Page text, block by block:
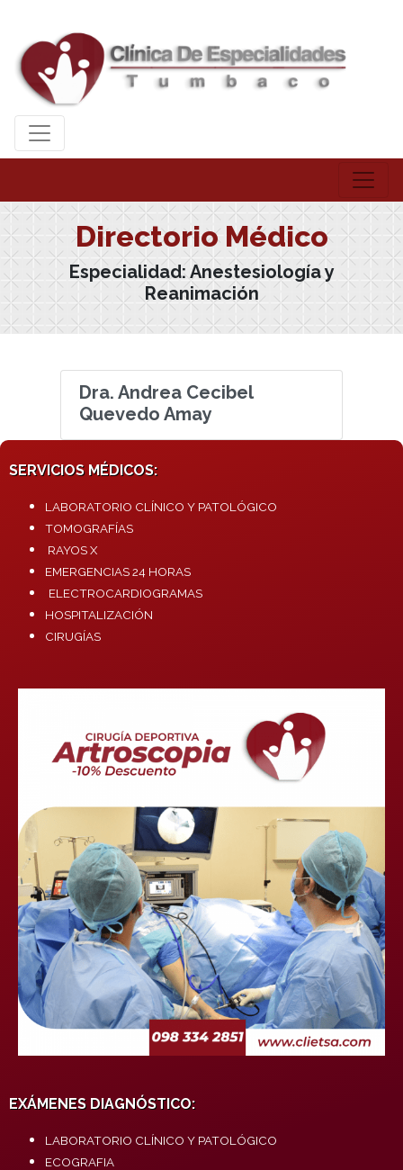
Directorio Médico
Especialidad: Anestesiología y
Reanimación
Dra. Andrea Cecibel
Quevedo Amay
SERVICIOS MÉDICOS:
LABORATORIO CLÍNICO Y PATOLÓGICO
TOMOGRAFÍAS
RAYOS X
EMERGENCIAS 24 HORAS
ELECTROCARDIOGRAMAS
HOSPITALIZACIÓN
CIRUGÍAS
EXÁMENES DIAGNÓSTICO:
LABORATORIO CLÍNICO Y PATOLÓGICO
ECOGRAFIA